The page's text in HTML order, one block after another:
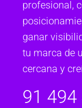
profesional,
ganar
tu marca de
cercana y
91 494